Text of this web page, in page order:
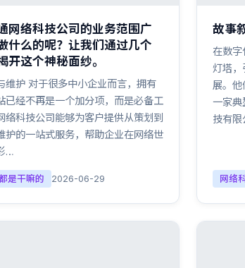
网络科技公司的业务范围广
什么的呢？让我们通过几个
开这个神秘面纱。
维护 对于很多中小企业而言，拥有
已经不再是一个加分项，而是必备工
络科技公司能够为客户提供从策划到
护的一站式服务，帮助企业在网络世
…
是干嘛的 2026-06-29
故事
在数
灯塔
展。
一家
技有
网络